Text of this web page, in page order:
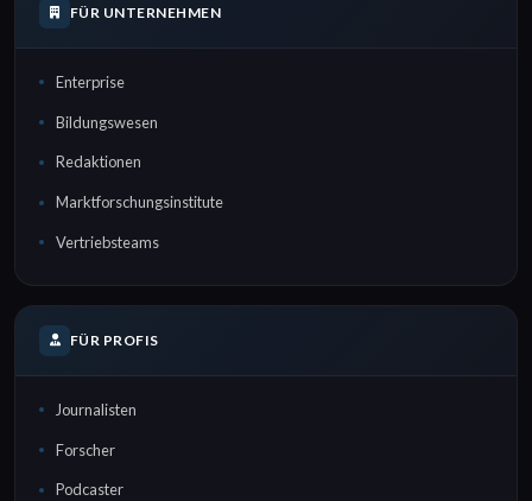
FÜR UNTERNEHMEN
Enterprise
Bildungswesen
Redaktionen
Marktforschungsinstitute
Vertriebsteams
FÜR PROFIS
Journalisten
Forscher
Podcaster